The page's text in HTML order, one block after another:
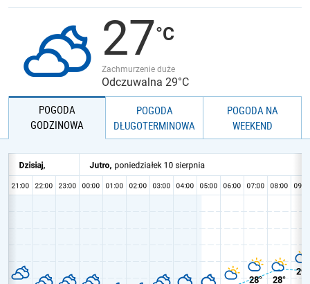
27
Zachmurzenie duże
Odczuwalna 29°C
POGODA
GODZINOWA
POGODA
DŁUGOTERMINOWA
POGODA NA
WEEKEND